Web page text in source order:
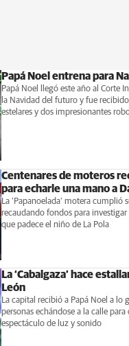
Papá Noel entrena para
Papá Noel llegó este año al Corte
la Navidad del futuro y fue
estelares y dos impresionantes
Centenares de moteros
para echarle una mano a
La ‘Papanoelada’ motera cumplió
recaudando fondos para investigar
que padece el niño de La Pola
La ‘Cabalgaza’ hace
León
La capital recibió a Papá Noel a lo
personas echándose a la calle
espectáculo de luz y sonido